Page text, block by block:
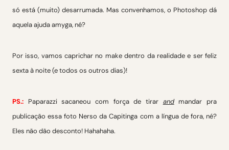
só está (muito) desarrumada. Mas convenhamos, o Photoshop dá
aquela ajuda amyga, né?
Por isso, vamos caprichar no make dentro da realidade e ser feliz
sexta à noite (e todos os outros dias)!
PS.: Paparazzi sacaneou com força de tirar andmandar pra
publicação essa foto Nerso da Capitinga com a língua de fora, né?
Eles não dão desconto! Hahahaha.